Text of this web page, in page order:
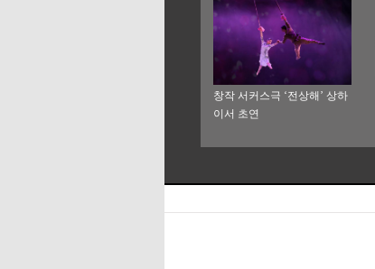
창작 서커스극 ‘전상해’ 상하
이서 초연